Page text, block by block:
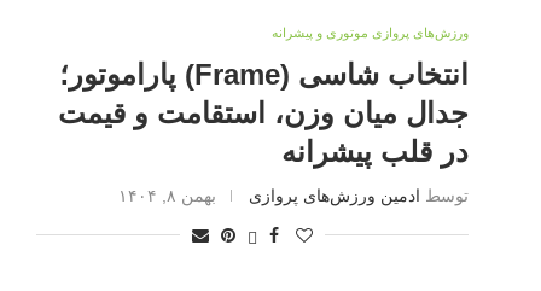
ورزش‌های پروازی موتوری و پیشرانه
انتخاب شاسی (Frame) پاراموتور؛
جدال میان وزن، استقامت و قیمت
در قلب پیشرانه
توسط ادمین ورزش‌های پروازی بهمن ۸, ۱۴۰۴